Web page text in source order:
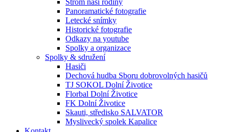
Strom naší rodiny
Panoramatické fotografie
Letecké snímky
Historické fotografie
Odkazy na youtube
Spolky a organizace
Spolky & sdružení
Hasiči
Dechová hudba Sboru dobrovolných hasičů
TJ SOKOL Dolní Životice
Florbal Dolní Životice
FK Dolní Životice
Skauti, středisko SALVATOR
Myslivecký spolek Kapalice